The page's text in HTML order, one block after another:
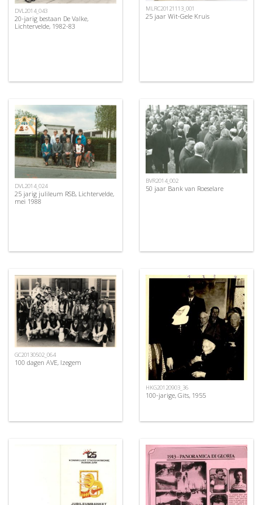
DVL2014_043
20-jarig bestaan De Valke,
Lichtervelde, 1982-83
MLRC20121113_001
25 jaar Wit-Gele Kruis
DVL2014_024
25 jarig julileum RSB, Lichtervelde,
mei 1988
BVR2014_002
50 jaar Bank van Roeselare
GC20130502_064
100 dagen AVE, Izegem
HKG20120903_36
100-jarige, Gits, 1955